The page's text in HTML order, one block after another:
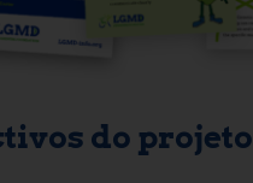
do projeto